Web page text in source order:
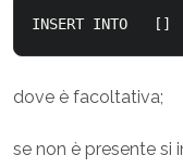
INSERT INTO
  [
]
dove è facoltativa;
se non è presente si